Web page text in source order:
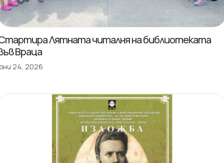
Лятната читалня на библиотеката
Враца
24, 2026